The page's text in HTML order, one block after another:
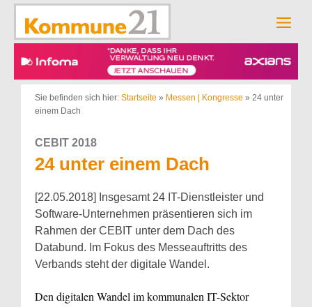
Zum
springen
Sie befinden sich hier: Startseite » Messen | Kongresse » 24 unter
einem Dach
CEBIT 2018
24 unter einem Dach
[22.05.2018] Insgesamt 24 IT-Dienstleister und
Software-Unternehmen präsentieren sich im
Rahmen der CEBIT unter dem Dach des
Databund. Im Fokus des Messeauftritts des
Verbands steht der digitale Wandel.
Den digitalen Wandel im kommunalen IT-Sektor